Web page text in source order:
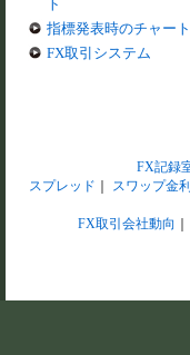
ト
指標発表時のチャー
FX取引システム
FX記録
スプレッド
スワップ金利
FX取引会社動向